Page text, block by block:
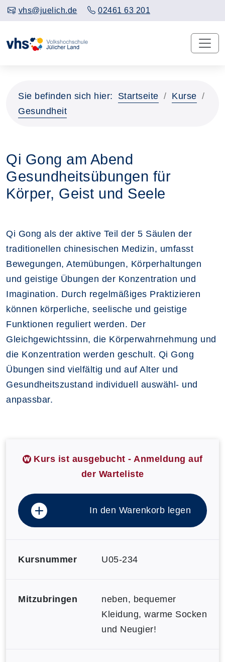
vhs@juelich.de 02461 63 201
Sie befinden sich hier: Startseite
Kurse
Gesundheit
Qi Gong am Abend
Gesundheitsübungen für
Körper, Geist und Seele
Qi Gong als der aktive Teil der 5 Säulen der
traditionellen chinesischen Medizin, umfasst
Bewegungen, Atemübungen, Körperhaltungen
und geistige Übungen der Konzentration und
Imagination. Durch regelmäßiges Praktizieren
können körperliche, seelische und geistige
Funktionen reguliert werden. Der
Gleichgewichtssinn, die Körperwahrnehmung und
die Konzentration werden geschult. Qi Gong
Übungen sind vielfältig und auf Alter und
Gesundheitszustand individuell auswähl- und
anpassbar.
Kurs ist ausgebucht - Anmeldung auf
der Warteliste
In den Warenkorb legen
Kursnummer U05-234
Mitzubringen
neben, bequemer
Kleidung, warme Socken
und Neugier!